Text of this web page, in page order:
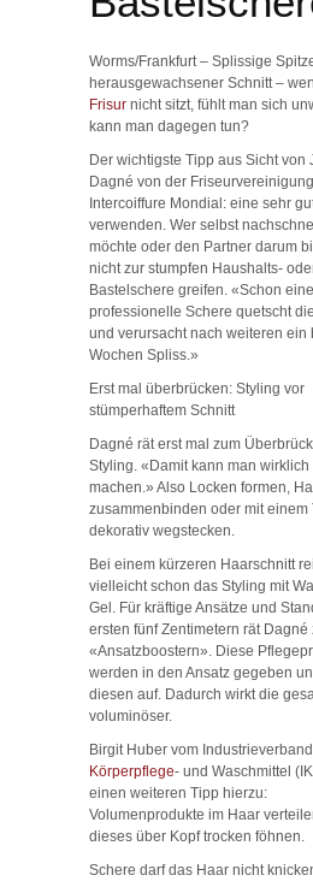
Worms/Frankfurt – Splissige
herausgewachsener Schnitt –
Frisur nicht sitzt, fühlt man sich
kann man dagegen tun?
Der wichtigste Tipp aus Sicht von
Dagné von der Friseurvereinigung
Intercoiffure Mondial: eine sehr
verwenden. Wer selbst
möchte oder den Partner darum
nicht zur stumpfen Haushalts-
Bastelschere greifen. «Schon
professionelle Schere quetscht
und verursacht nach weiteren ein
Wochen Spliss.»
Erst mal überbrücken: Styling vor
stümperhaftem Schnitt
Dagné rät erst mal zum
Styling. «Damit kann man wirklich
machen.» Also Locken formen,
zusammenbinden oder mit einem
dekorativ wegstecken.
Bei einem kürzeren Haarschnitt
vielleicht schon das Styling mit
Gel. Für kräftige Ansätze und
ersten fünf Zentimetern rät Dagné
«Ansatzboostern». Diese
werden in den Ansatz gegeben
diesen auf. Dadurch wirkt die
voluminöser.
Birgit Huber vom Industrieverband
Körperpflege- und Waschmittel
einen weiteren Tipp hierzu:
Volumenprodukte im Haar
dieses über Kopf trocken föhnen.
Schere darf das Haar nicht